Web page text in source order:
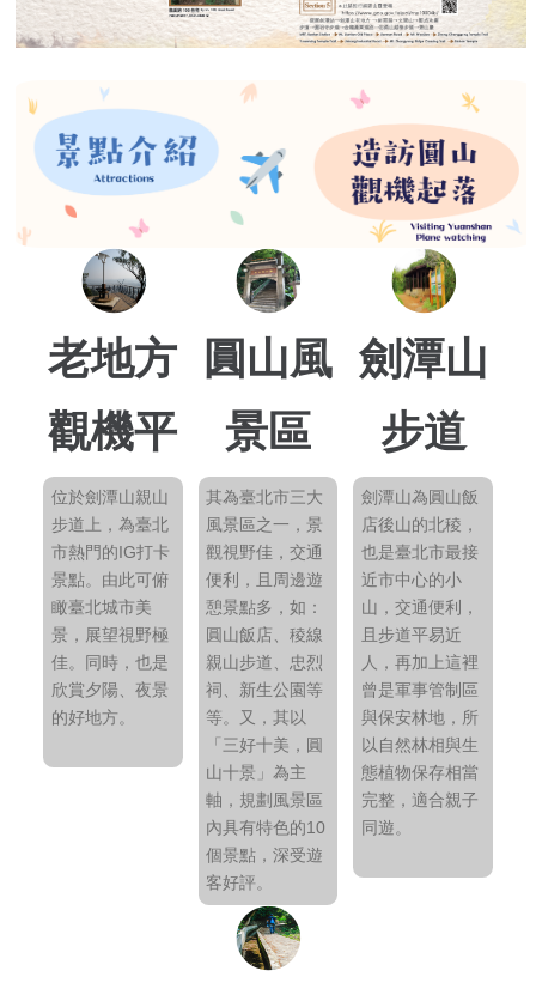
老地方
觀機平
台
位於劍潭山親山
步道上，為臺北
市熱門的IG打卡
景點。由此可俯
瞰臺北城市美
景，展望視野極
佳。同時，也是
欣賞夕陽、夜景
的好地方。
圓山風
景區
其為臺北市三大
風景區之一，景
觀視野佳，交通
便利，且周邊遊
憩景點多，如：
圓山飯店、稜線
親山步道、忠烈
祠、新生公園等
等。又，其以
「三好十美，圓
山十景」為主
軸，規劃風景區
內具有特色的10
個景點，深受遊
客好評。
劍潭山
步道
劍潭山為圓山飯
店後山的北稜，
也是臺北市最接
近市中心的小
山，交通便利，
且步道平易近
人，再加上這裡
曾是軍事管制區
與保安林地，所
以自然林相與生
態植物保存相當
完整，適合親子
同遊。